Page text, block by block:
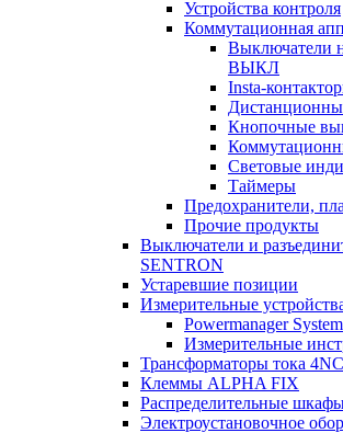
Устройства контроля
Коммутационная
Выключатели
ВЫКЛ
Insta-
Кнопочные
Световые
Таймеры
Предохранители,
Прочие продукты
Выключатели и
SENTRON
Устаревшие позиции
Измерительные
Powermanager System
Измерительные
Трансформаторы тока
Клеммы ALPHA FIX
Распределительные
Электроустановочное